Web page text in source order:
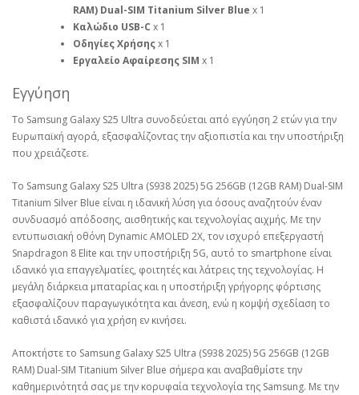
RAM) Dual-SIM Titanium Silver Blue x 1
Καλώδιο USB-C x 1
Οδηγίες Χρήσηςx 1
Εργαλείο Αφαίρεσης SIM x 1
Εγγύηση
Το Samsung Galaxy S25 Ultra συνοδεύεται από εγγύηση 2 ετών για την
Ευρωπαϊκή αγορά, εξασφαλίζοντας την αξιοπιστία και την υποστήριξη
που χρειάζεστε.
Το Samsung Galaxy S25 Ultra (S938 2025) 5G 256GB (12GB RAM) Dual-SIM
Titanium Silver Blue είναι η ιδανική λύση για όσους αναζητούν έναν
συνδυασμό απόδοσης, αισθητικής και τεχνολογίας αιχμής. Με την
εντυπωσιακή οθόνη Dynamic AMOLED 2X, τον ισχυρό επεξεργαστή
Snapdragon 8 Elite και την υποστήριξη 5G, αυτό το smartphone είναι
ιδανικό για επαγγελματίες, φοιτητές και λάτρεις της τεχνολογίας. Η
μεγάλη διάρκεια μπαταρίας και η υποστήριξη γρήγορης φόρτισης
εξασφαλίζουν παραγωγικότητα και άνεση, ενώ η κομψή σχεδίαση το
καθιστά ιδανικό για χρήση εν κινήσει.
Αποκτήστε το Samsung Galaxy S25 Ultra (S938 2025) 5G 256GB (12GB
RAM) Dual-SIM Titanium Silver Blue σήμερα και αναβαθμίστε την
καθημερινότητά σας με την κορυφαία τεχνολογία της Samsung. Με την